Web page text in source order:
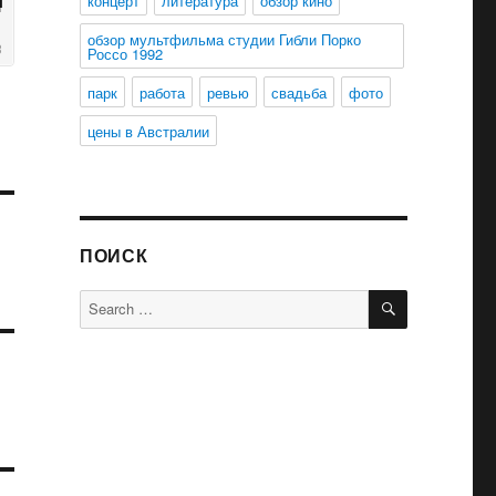
обзор мультфильма студии Гибли Порко
Россо 1992
парк
работа ревью свадьба
фото
цены в Австралии
ПОИСК
Search
for:
SEARCH